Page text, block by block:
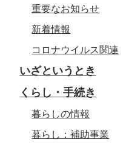
重要なお知らせ
新着情報
コロナウイルス関連
いざというとき
くらし・手続き
暮らしの情報
暮らし：補助事業